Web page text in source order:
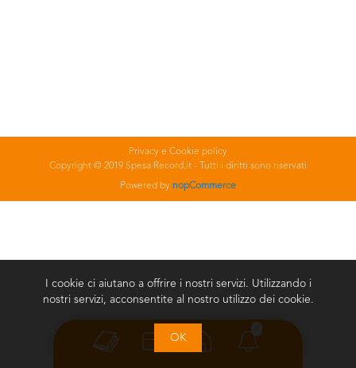
Privacy e Cookie policy
Copyright © 2019 Spesa Record.it - Tutti i diritti sono riservati
Powered by nopCommerce
I cookie ci aiutano a offrire i nostri servizi. Utilizzando i
nostri servizi, acconsentite al nostro utilizzo dei cookie.
OK